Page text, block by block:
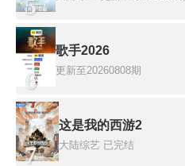
5
6
歌手2026
更新至20260808期
7
这是我的西游2
大陆综艺 已完结